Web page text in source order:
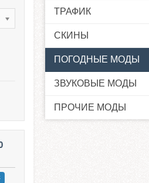
ТРАФИК
СКИНЫ
ПОГОДНЫЕ МОДЫ
ЗВУКОВЫЕ МОДЫ
ПРОЧИЕ МОДЫ